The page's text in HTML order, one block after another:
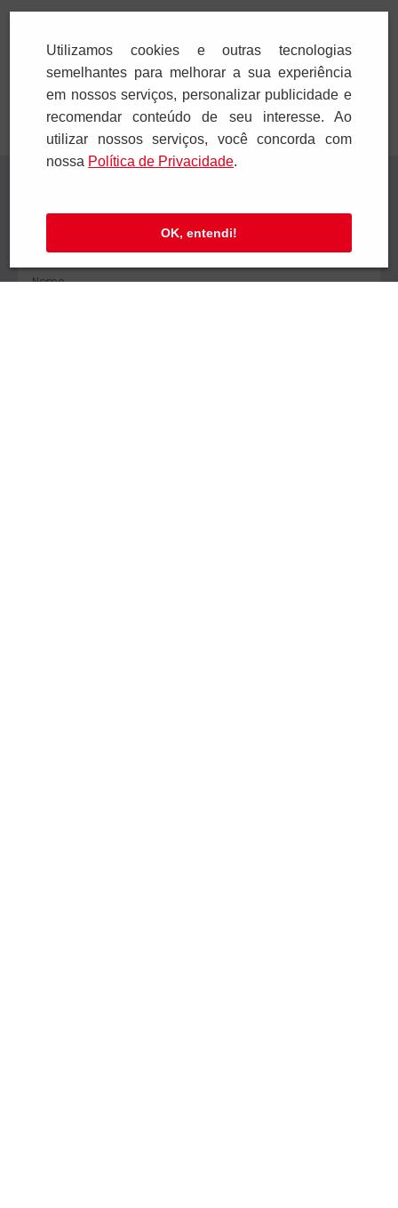
Preencha seus dados e receba novidades em
seu e-mail.
Utilizamos cookies e outras tecnologias
semelhantes para melhorar a sua experiência
em nossos serviços, personalizar publicidade e
recomendar conteúdo de seu interesse. Ao
utilizar nossos serviços, você concorda com
nossa Polí­tica de Privacidade.
OK, entendi!